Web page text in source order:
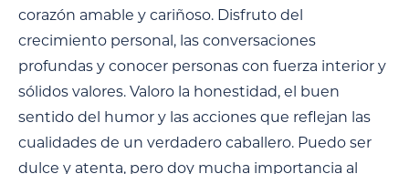
corazón amable y cariñoso. Disfruto del
crecimiento personal, las conversaciones
profundas y conocer personas con fuerza interior y
sólidos valores. Valoro la honestidad, el buen
sentido del humor y las acciones que reflejan las
cualidades de un verdadero caballero. Puedo ser
dulce y atenta, pero doy mucha importancia al